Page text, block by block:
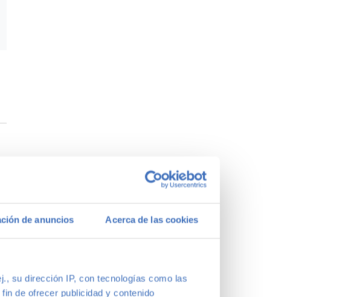
de anuncios Acerca de las cookies
su dirección IP, con tecnologías como las
de ofrecer publicidad y contenido